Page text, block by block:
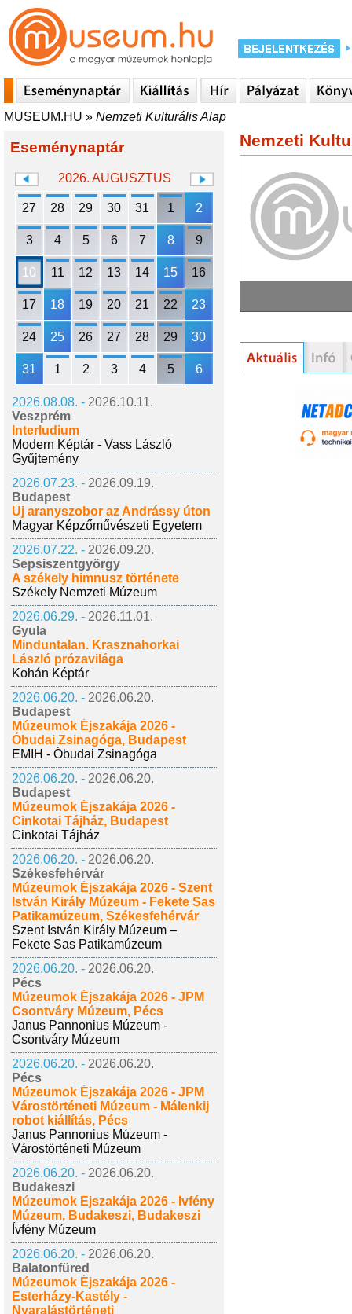
MUSEUM.HU » Nemzeti Kulturális Alap
Eseménynaptár
2026. AUGUSZTUS
27 28 29 30 31 1 2
3 4 5 6 7 8 9
10 11 12 13 14 15 16
17 18 19 20 21 22 23
24 25 26 27 28 29 30
31 1 2 3 4 5 6
2026.08.08. - 2026.10.11.
Veszprém
Interludium
Modern Képtár - Vass László
Gyűjtemény
2026.07.23. - 2026.09.19.
Budapest
Új aranyszobor az Andrássy úton
Magyar Képzőművészeti Egyetem
2026.07.22. - 2026.09.20.
Sepsiszentgyörgy
A székely himnusz története
Székely Nemzeti Múzeum
2026.06.29. - 2026.11.01.
Gyula
Minduntalan. Krasznahorkai
László prózavilága
Kohán Képtár
2026.06.20. - 2026.06.20.
Budapest
Múzeumok Éjszakája 2026 -
Óbudai Zsinagóga, Budapest
EMIH - Óbudai Zsinagóga
2026.06.20. - 2026.06.20.
Budapest
Múzeumok Éjszakája 2026 -
Cinkotai Tájház, Budapest
Cinkotai Tájház
2026.06.20. - 2026.06.20.
Székesfehérvár
Múzeumok Éjszakája 2026 - Szent
István Király Múzeum - Fekete Sas
Patikamúzeum, Székesfehérvár
Szent István Király Múzeum –
Fekete Sas Patikamúzeum
2026.06.20. - 2026.06.20.
Pécs
Múzeumok Éjszakája 2026 - JPM
Csontváry Múzeum, Pécs
Janus Pannonius Múzeum -
Csontváry Múzeum
2026.06.20. - 2026.06.20.
Pécs
Múzeumok Éjszakája 2026 - JPM
Várostörténeti Múzeum - Málenkij
robot kiállítás, Pécs
Janus Pannonius Múzeum -
Várostörténeti Múzeum
2026.06.20. - 2026.06.20.
Budakeszi
Múzeumok Éjszakája 2026 - Ívfény
Múzeum, Budakeszi, Budakeszi
Ívfény Múzeum
2026.06.20. - 2026.06.20.
Balatonfüred
Múzeumok Éjszakája 2026 -
Esterházy-Kastély -
Nyaralástörténeti
Nemzeti